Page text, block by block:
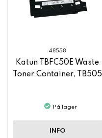
48558
Katun TBFC50E Waste
Toner Container, TB505
På lager
INFO